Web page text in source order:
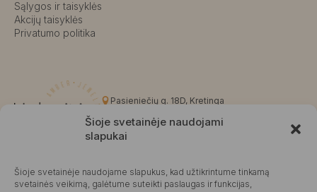
Šioje svetainėje naudojami
slapukai
Šioje svetainėje naudojame slapukus, kad užtikrintume tinkamą
svetainės veikimą, galėtume suteikti paslaugas ir funkcijas,
Sąlygos ir taisyklės
Akcijų taisyklės
Privatumo politika
Pasieniečių g. 18D, Kretinga
info@kalvaite.lt
Kalvaitė